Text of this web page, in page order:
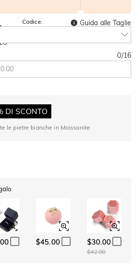
Codice:
SUMMER
Guida alle Taglie
0/16
DI SCONTO
le pietre bianche in Moissanite
$45.00 $30.00
$42.00